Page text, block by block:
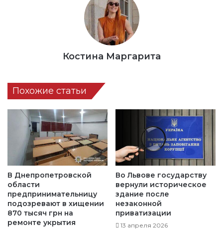
Костина Маргарита
Похожие статьи
В Днепропетровской
области
предпринимательницу
подозревают в хищении
870 тысяч грн на
ремонте укрытия
Во Львове государству
вернули историческое
здание после
незаконной
приватизации
13 апреля 2026